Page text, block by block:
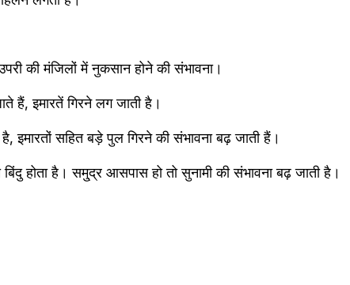
की मंजिलों में नुकसान होने की संभावना।
हैं, इमारतें गिरने लग जाती है।
इमारतों सहित बड़े पुल गिरने की संभावना बढ़ जाती हैं।
होता है। समु्द्र आसपास हो तो सुनामी की संभावना बढ़ जाती है।